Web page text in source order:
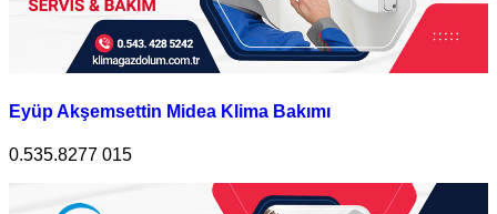
Eyüp Akşemsettin Midea Klima Bakımı
0.535.8277 015